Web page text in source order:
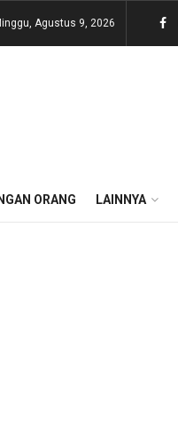
Agustus 9, 2026
ORANG LAINNYA